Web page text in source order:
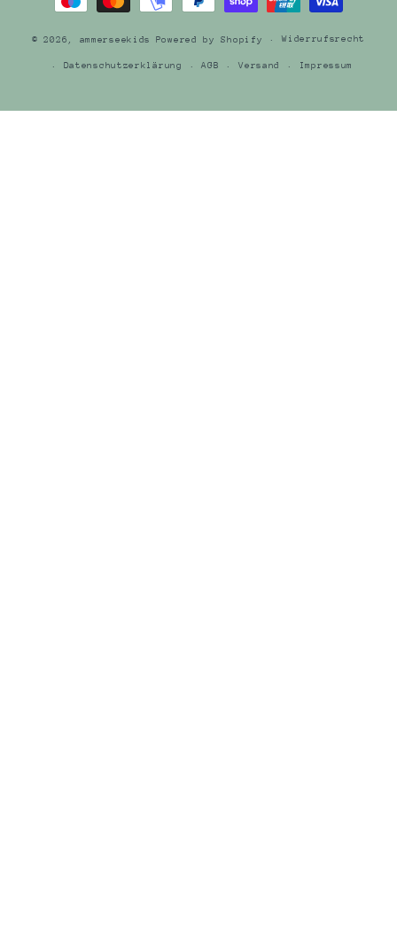
© 2026, ammerseekids Powered by Shopify Widerrufsrecht
Datenschutzerklärung AGB Versand Impressum